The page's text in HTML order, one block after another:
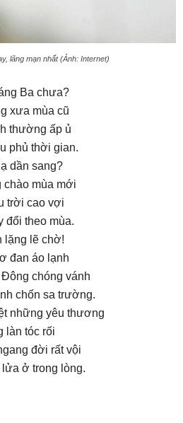
lãng mạn nhất (Ảnh: Internet)
Ba chưa?
xưa mùa cũ
thường ấp ủ
phủ thời gian.
dần sang?
chào mùa mới
trời cao vợi
đổi theo mùa.
lặng lẽ chờ!
đan áo lạnh
chóng vánh
chốn sa trường.
những yêu thương
làn tóc rối
đời rất vội
ở trong lòng.